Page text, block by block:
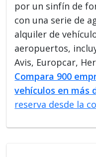
por un sinfín de
con una serie de
alquiler de
aeropuertos,
Avis, Europcar,
Compara 900
vehículos en más
reserva desde la